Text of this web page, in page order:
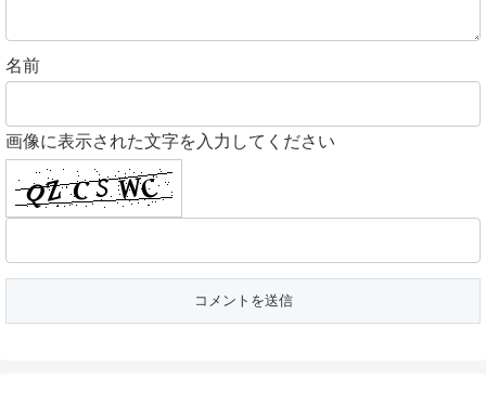
名前
画像に表示された文字を入力してください